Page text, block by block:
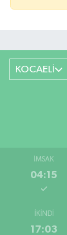
KOCAELİ
İMSAK
04:15
İKINDI
17:03